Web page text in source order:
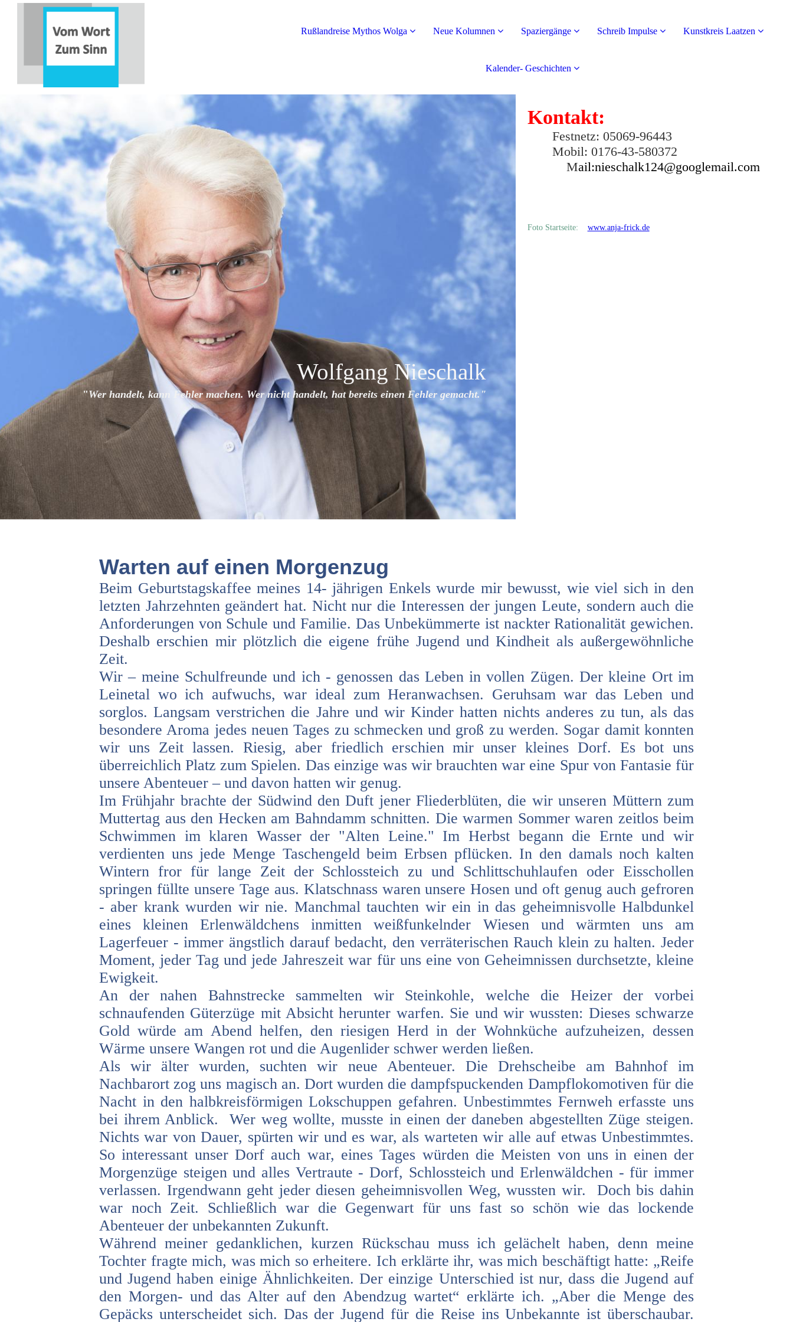
Rußlandreise Mythos Wolga Neue Kolumnen Spaziergänge Schreib Impulse Kunstkreis Laatzen
Kalender- Geschichten
Wolfgang Nieschalk
"Wer handelt, kann Fehler machen. Wer nicht handelt, hat bereits einen Fehler gemacht."
Kontakt:
Festnetz: 05069-96443
Mobil: 0176-43-580372
Mail:nieschalk124@googlemail.com
Foto Startseite: www.anja-frick.de
Warten auf einen Morgenzug
Beim Geburtstagskaffee meines 14- jährigen Enkels wurde mir bewusst, wie viel sich in den
letzten Jahrzehnten geändert hat. Nicht nur die Interessen der jungen Leute, sondern auch die
Anforderungen von Schule und Familie. Das Unbekümmerte ist nackter Rationalität gewichen.
Deshalb erschien mir plötzlich die eigene frühe Jugend und Kindheit als außergewöhnliche
Zeit.
Wir – meine Schulfreunde und ich - genossen das Leben in vollen Zügen. Der kleine Ort im
Leinetal wo ich aufwuchs, war ideal zum Heranwachsen. Geruhsam war das Leben und
sorglos. Langsam verstrichen die Jahre und wir Kinder hatten nichts anderes zu tun, als das
besondere Aroma jedes neuen Tages zu schmecken und groß zu werden. Sogar damit konnten
wir uns Zeit lassen. Riesig, aber friedlich erschien mir unser kleines Dorf. Es bot uns
überreichlich Platz zum Spielen. Das einzige was wir brauchten war eine Spur von Fantasie für
unsere Abenteuer – und davon hatten wir genug.
Im Frühjahr brachte der Südwind den Duft jener Fliederblüten, die wir unseren Müttern zum
Muttertag aus den Hecken am Bahndamm schnitten. Die warmen Sommer waren zeitlos beim
Schwimmen im klaren Wasser der "Alten Leine." Im Herbst begann die Ernte und wir
verdienten uns jede Menge Taschengeld beim Erbsen pflücken. In den damals noch kalten
Wintern fror für lange Zeit der Schlossteich zu und Schlittschuhlaufen oder Eisschollen
springen füllte unsere Tage aus. Klatschnass waren unsere Hosen und oft genug auch gefroren
- aber krank wurden wir nie. Manchmal tauchten wir ein in das geheimnisvolle Halbdunkel
eines kleinen Erlenwäldchens inmitten weißfunkelnder Wiesen und wärmten uns am
Lagerfeuer - immer ängstlich darauf bedacht, den verräterischen Rauch klein zu halten. Jeder
Moment, jeder Tag und jede Jahreszeit war für uns eine von Geheimnissen durchsetzte, kleine
Ewigkeit.
An der nahen Bahnstrecke sammelten wir Steinkohle, welche die Heizer der vorbei
schnaufenden Güterzüge mit Absicht herunter warfen. Sie und wir wussten: Dieses schwarze
Gold würde am Abend helfen, den riesigen Herd in der Wohnküche aufzuheizen, dessen
Wärme unsere Wangen rot und die Augenlider schwer werden ließen.
Als wir älter wurden, suchten wir neue Abenteuer. Die Drehscheibe am Bahnhof im
Nachbarort zog uns magisch an. Dort wurden die dampfspuckenden Dampflokomotiven für die
Nacht in den halbkreisförmigen Lokschuppen gefahren. Unbestimmtes Fernweh erfasste uns
bei ihrem Anblick. Wer weg wollte, musste in einen der daneben abgestellten Züge steigen.
Nichts war von Dauer, spürten wir und es war, als warteten wir alle auf etwas Unbestimmtes.
So interessant unser Dorf auch war, eines Tages würden die Meisten von uns in einen der
Morgenzüge steigen und alles Vertraute - Dorf, Schlossteich und Erlenwäldchen - für immer
verlassen. Irgendwann geht jeder diesen geheimnisvollen Weg, wussten wir. Doch bis dahin
war noch Zeit. Schließlich war die Gegenwart für uns fast so schön wie das lockende
Abenteuer der unbekannten Zukunft.
Während meiner gedanklichen, kurzen Rückschau muss ich gelächelt haben, denn meine
Tochter fragte mich, was mich so erheitere. Ich erklärte ihr, was mich beschäftigt hatte: „Reife
und Jugend haben einige Ähnlichkeiten. Der einzige Unterschied ist nur, dass die Jugend auf
den Morgen- und das Alter auf den Abendzug wartet“ erklärte ich. „Aber die Menge des
Gepäcks unterscheidet sich. Das der Jugend für die Reise ins Unbekannte ist überschaubar.